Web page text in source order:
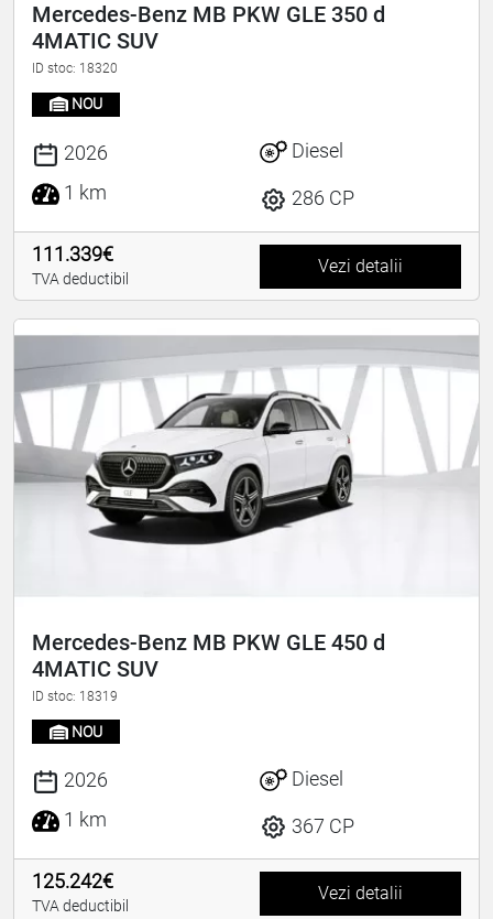
Mercedes-Benz MB PKW GLE 350 d
4MATIC SUV
ID stoc: 18320
NOU
2026
1 km
Diesel
286 CP
111.339€
TVA deductibil
Vezi detalii
Mercedes-Benz MB PKW GLE 450 d
4MATIC SUV
ID stoc: 18319
NOU
2026
1 km
Diesel
367 CP
125.242€
TVA deductibil
Vezi detalii